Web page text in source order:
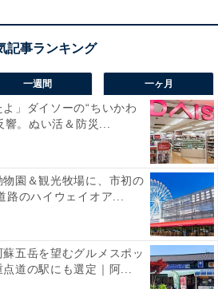
一週間 一ヶ月
よ」ダイソーの“ちいかわ
。ぬい活＆防災...
物園＆観光牧場に、市初の
路のハイウェイオア...
五岳を望むグルメスポッ
道の駅にも選定｜阿...